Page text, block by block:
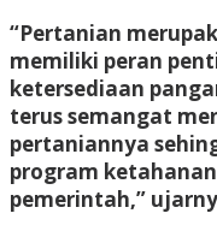
“Pertanian
memiliki peran
ketersediaan
terus semangat
pertaniannya
program
pemerintah,”